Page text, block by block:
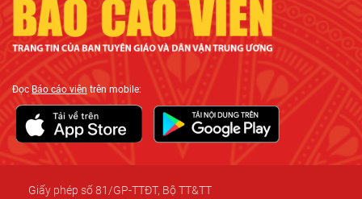
Đọc Báo cáo viêntrên mobile:
Giấy phép số 81/GP-TTĐT, Bộ TT&TT